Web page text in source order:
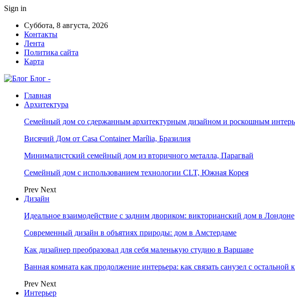
Sign in
Суббота, 8 августа, 2026
Контакты
Лента
Политика сайта
Карта
Блог -
Главная
Архитектура
Семейный дом со сдержанным архитектурным дизайном и роскошным
Висячий Дом от Casa Container Marília, Бразилия
Минималистский семейный дом из вторичного металла, Парагвай
Семейный дом с использованием технологии CLT, Южная Корея
Prev Next
Дизайн
Идеальное взаимодействие с задним двориком: викторианский дом в Лондоне
Современный дизайн в объятиях природы: дом в Амстердаме
Как дизайнер преобразовал для себя маленькую студию в Варшаве
Ванная комната как продолжение интерьера: как связать санузел с остальной
Prev Next
Интерьер